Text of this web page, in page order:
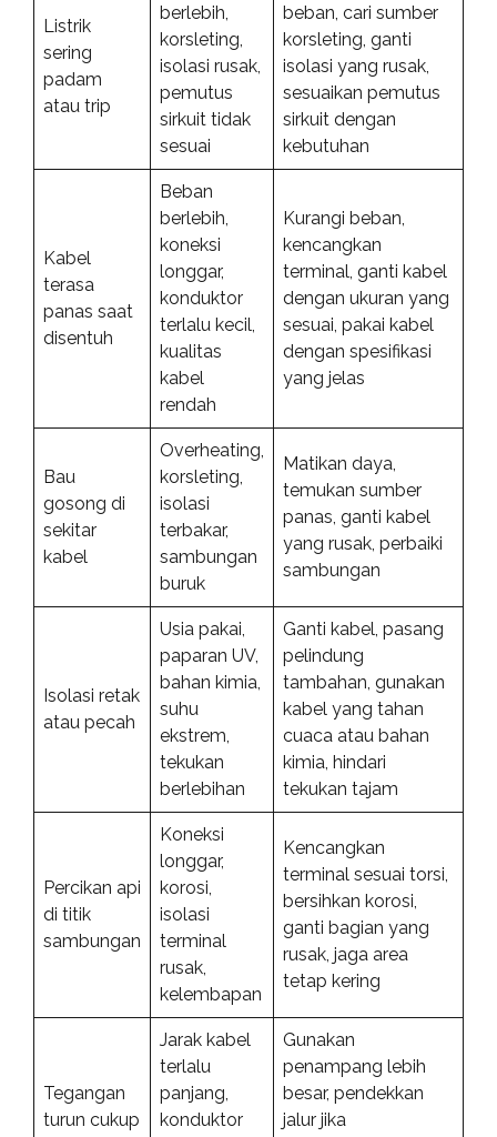
Listrik
sering
padam
atau trip
berlebih,
korsleting,
isolasi rusak,
pemutus
sirkuit tidak
sesuai
beban, cari sumber
korsleting, ganti
isolasi yang rusak,
sesuaikan pemutus
sirkuit dengan
kebutuhan
Kabel
terasa
panas saat
disentuh
Beban
berlebih,
koneksi
longgar,
konduktor
terlalu kecil,
kualitas
kabel
rendah
Kurangi beban,
kencangkan
terminal, ganti kabel
dengan ukuran yang
sesuai, pakai kabel
dengan spesifikasi
yang jelas
Bau
gosong di
sekitar
kabel
Overheating,
korsleting,
isolasi
terbakar,
sambungan
buruk
Matikan daya,
temukan sumber
panas, ganti kabel
yang rusak, perbaiki
sambungan
Isolasi retak
atau pecah
Usia pakai,
paparan UV,
bahan kimia,
suhu
ekstrem,
tekukan
berlebihan
Ganti kabel, pasang
pelindung
tambahan, gunakan
kabel yang tahan
cuaca atau bahan
kimia, hindari
tekukan tajam
Percikan api
di titik
sambungan
Koneksi
longgar,
korosi,
isolasi
terminal
rusak,
kelembapan
Kencangkan
terminal sesuai torsi,
bersihkan korosi,
ganti bagian yang
rusak, jaga area
tetap kering
Tegangan
turun cukup
Jarak kabel
terlalu
panjang,
konduktor
Gunakan
penampang lebih
besar, pendekkan
jalur jika